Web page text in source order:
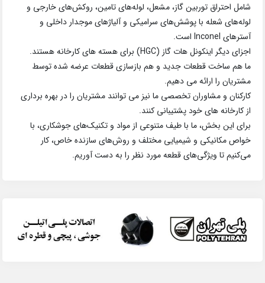
شامل احتراق توربین گاز، مشعل، لوله‌های تامین، روکش‌های خارجی و
لوله‌های شعله با پوشش‌های سرامیکی و آلیاژهای موجدار داخلی و
آسترهای Inconel است.
اجزای دیگر اینکونل هات گاز (HGC) برای هسته های کارخانه هستند.
ما هم ساخت قطعات جدید و هم بازسازی قطعات عرضه شده توسط
مشتریان را ارائه می دهیم.
کارکنان و مشاوران تخصصی ما نیز می توانند مشتریان را در بهره برداری
از کارخانه های خود پشتیبانی کنند.
برای این بخش، ما با طیف متنوعی از مواد و تکنیک‌های جوشکاری، با
خواص مکانیکی و شیمیایی مختلف و روش‌های سازنده خاص، کار
می‌کنیم تا ویژگی‌های قطعه مورد نظر را به دست آوریم.